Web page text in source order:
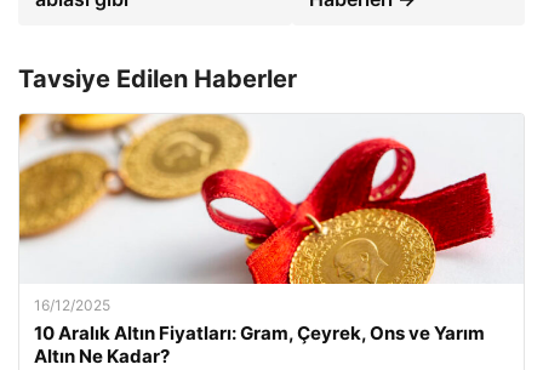
Tavsiye Edilen Haberler
16/12/2025
10 Aralık Altın Fiyatları: Gram, Çeyrek, Ons ve Yarım
Altın Ne Kadar?